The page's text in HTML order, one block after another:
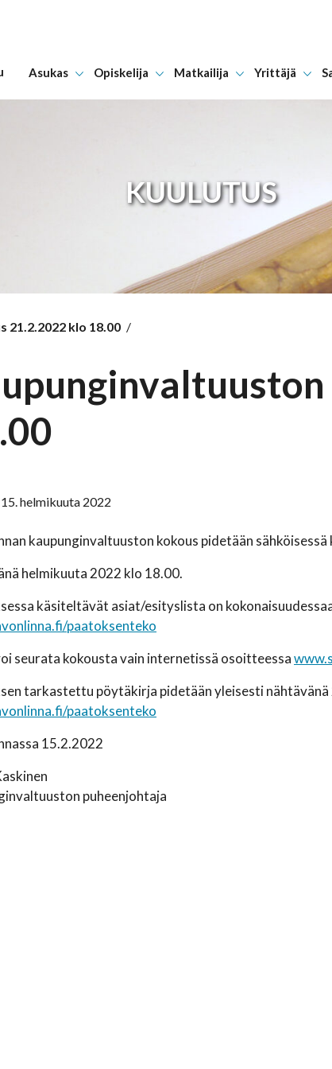
Hyppää sisältöön
Asukas Opiskelija Matkailija Yrittäjä
KUULUTUS
21.2.2022 klo 18.00 /
helmikuuta 2022
kaupunginvaltuuston kokous pidetään
helmikuuta 2022 klo 18.00.
käsiteltävät asiat/esityslista on
paatoksenteko
seurata kokousta vain internetissä osoitteessa
tarkastettu pöytäkirja pidetään yleisesti
paatoksenteko
15.2.2022
puheenjohtaja